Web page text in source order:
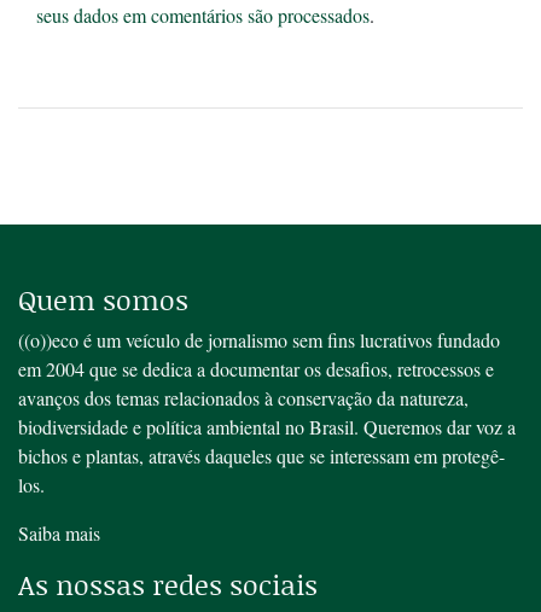
seus dados em comentários são processados.
Quem somos
((o))eco é um veículo de jornalismo sem fins lucrativos fundado
em 2004 que se dedica a documentar os desafios, retrocessos e
avanços dos temas relacionados à conservação da natureza,
biodiversidade e política ambiental no Brasil. Queremos dar voz a
bichos e plantas, através daqueles que se interessam em protegê-
los.
Saiba mais
As nossas redes sociais